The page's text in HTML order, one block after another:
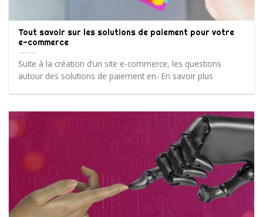
Tout savoir sur les solutions de paiement pour votre
e-commerce
Suite à la création d’un site e-commerce, les questions
autour des solutions de paiement en- En savoir plus